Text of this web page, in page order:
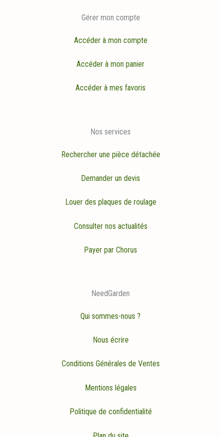
Gérer mon compte
Accéder à mon compte
Accéder à mon panier
Accéder à mes favoris
Nos services
Rechercher une pièce détachée
Demander un devis
Louer des plaques de roulage
Consulter nos actualités
Payer par Chorus
NeedGarden
Qui sommes-nous ?
Nous écrire
Conditions Générales de Ventes
Mentions légales
Politique de confidentialité